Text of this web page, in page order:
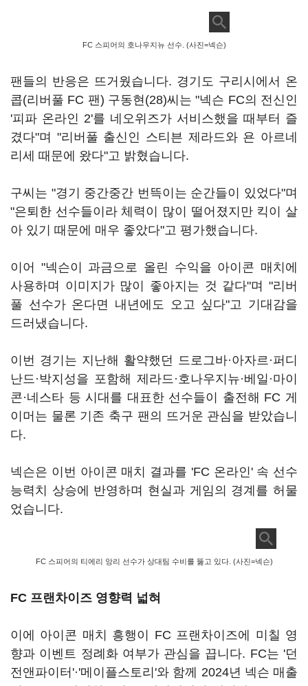
FC 스피어의 호나우지뉴 선수. (사진=넥슨)
팬들의 반응은 뜨거웠습니다. 경기도 구리시에서 온
콥(리버풀 FC 팬) 구동현(28)씨는 "넥슨 FC의 전신인
'피파 온라인 2'를 네오위즈가 서비스했을 때부터 즐
겼다"며 "리버풀 출신인 스티븐 제라드와 욘 아르네
리세 때문에 왔다"고 밝혔습니다.
구씨는 "경기 중간중간 번뜩이는 순간들이 있었다"며
"은퇴한 선수들이라 체력이 많이 떨어졌지만 킥이 살
아 있기 때문에 매우 좋았다"고 평가했습니다.
이어 "넥슨이 과금으로 올린 수익을 아이콘 매치에
사용하며 이미지가 많이 좋아지는 것 같다"며 "리버
풀 선수가 온다면 내년에도 오고 싶다"고 기대감을
드러냈습니다.
이번 경기는 지난해 활약했던 드로그바·아자르·퍼디
난드·박지성을 포함해 제라드·호나우지뉴·베일·마이
콘·네스타 등 시대를 대표한 선수들이 출전해 FC 게
이머는 물론 기존 축구 팬의 뜨거운 관심을 받았습니
다.
넥슨은 이번 아이콘 매치 결과를 'FC 온라인' 속 선수
능력치 상승에 반영하며 현실과 게임의 경계를 허물
었습니다.
FC 스피어의 티에리 앙리 선수가 상대팀 수비를 뚫고 있다. (사진=넥슨)
FC 프랜차이즈 영향력 넓혀
이에 아이콘 매치 흥행이 FC 프랜차이즈에 미칠 영
향과 이벤트 정례화 여부가 관심을 끕니다. FC는 '던
전앤파이터'·'메이플스토리'와 함께 2024년 넥슨 매출